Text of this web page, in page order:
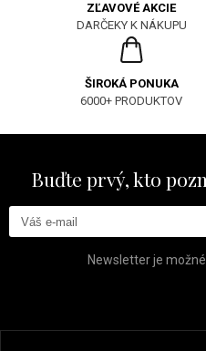
ZĽAVOVÉ AKCIE
DARČEKY K NÁKUPU
ŠIROKÁ PONUKA
6000+ PRODUKTOV
Buďte prvý, kto
Newsletter je